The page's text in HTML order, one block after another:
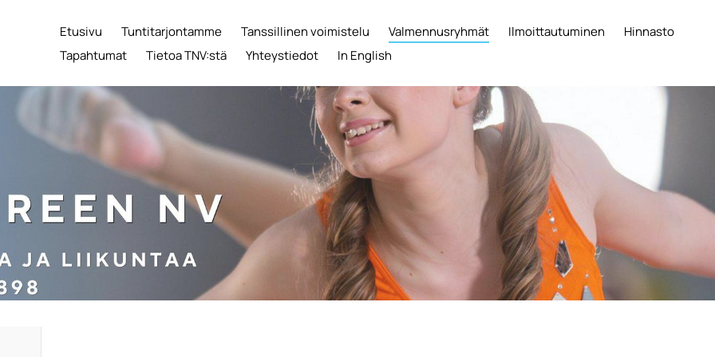
Etusivu Tuntitarjontamme Tanssillinen voimistelu Valmennusryhmät Ilmoittautuminen
Hinnasto
Tapahtumat
Tietoa TNV:stä Yhteystiedot In English